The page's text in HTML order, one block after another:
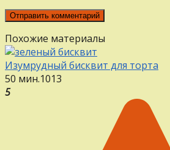
Похожие материалы
Изумрудный бисквит для торта
50 мин.1013
5